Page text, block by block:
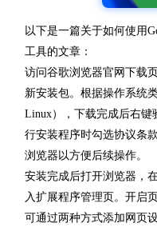
以下是一篇关于如何使用
工具的文章：
访问谷歌浏览器官网下载
新安装包。根据操作系统
Linux），下载完成后右键
行安装程序时勾选协议条
浏览器以方便后续操作。
安装完成后打开浏览器，
入扩展程序管理页。开启
可通过两种方式添加网页